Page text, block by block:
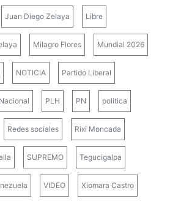
Juan Diego Zelaya Libre
Milagro Flores Mundial 2026
NOTICIA Partido Liberal
PLH PN politica
Redes sociales Rixi Moncada
SUPREMO Tegucigalpa
VIDEO Xiomara Castro